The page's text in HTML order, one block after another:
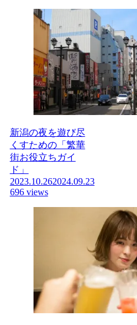
新潟の夜を遊び尽
くすための「繁華
街お役立ちガイ
ド」
2023.10.262024.09.23
696 views